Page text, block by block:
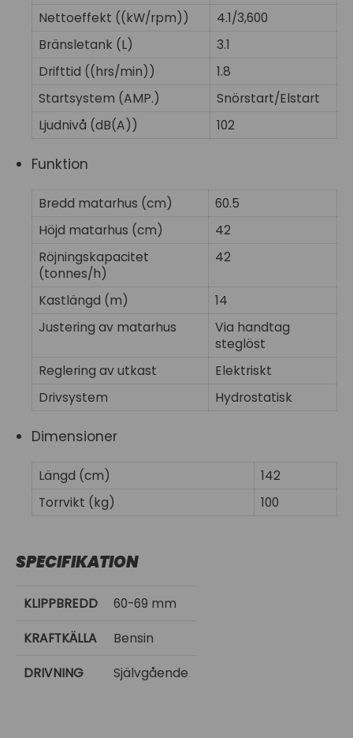
Nettoeffekt ((kW/rpm))
4.1/3,600
Bränsletank (L)
3.1
Drifttid ((hrs/min))
1.8
Startsystem (AMP.)
Snörstart/Elstart
Ljudnivå (dB(A))
102
Funktion
Bredd matarhus (cm)
60.5
Höjd matarhus (cm)
42
Röjningskapacitet
(tonnes/h)
42
Kastlängd (m)
14
Justering av matarhus
Via handtag
steglöst
Reglering av utkast
Elektriskt
Drivsystem
Hydrostatisk
Dimensioner
Längd (cm)
142
Torrvikt (kg)
100
SPECIFIKATION
KLIPPBREDD 60-69 mm
KRAFTKÄLLA Bensin
DRIVNING Självgående